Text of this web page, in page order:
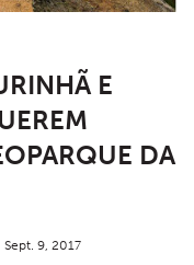
E
DA
Sept. 9, 2017